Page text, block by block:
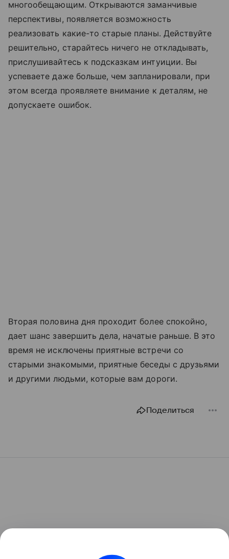
многообещающим. Открываются заманчивые
перспективы, появляется возможность
реализовать какие-то старые планы. Действуйте
решительно, старайтесь ничего не откладывать,
прислушивайтесь к подсказкам интуиции. Вы
успеваете даже больше, чем запланировали, при
этом всегда проявляете внимание к деталям, не
допускаете ошибок.
Вторая половина дня проходит более спокойно,
дает шанс завершить дела, начатые раньше. В это
время не исключены приятные встречи со
старыми знакомыми, приятные беседы с друзьями
и другими людьми, которые вам дороги.
Поделиться